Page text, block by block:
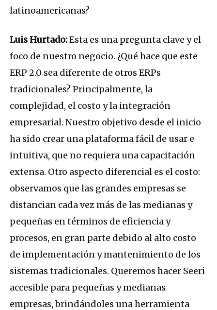
latinoamericanas?
Luis Hurtado:Esta es una pregunta clave y el
foco de nuestro negocio. ¿Qué hace que este
ERP 2.0 sea diferente de otros ERPs
tradicionales? Principalmente, la
complejidad, el costo y la integración
empresarial. Nuestro objetivo desde el inicio
ha sido crear una plataforma fácil de usar e
intuitiva, que no requiera una capacitación
extensa. Otro aspecto diferencial es el costo:
observamos que las grandes empresas se
distancian cada vez más de las medianas y
pequeñas en términos de eficiencia y
procesos, en gran parte debido al alto costo
de implementación y mantenimiento de los
sistemas tradicionales. Queremos hacer Seeri
accesible para pequeñas y medianas
empresas, brindándoles una herramienta